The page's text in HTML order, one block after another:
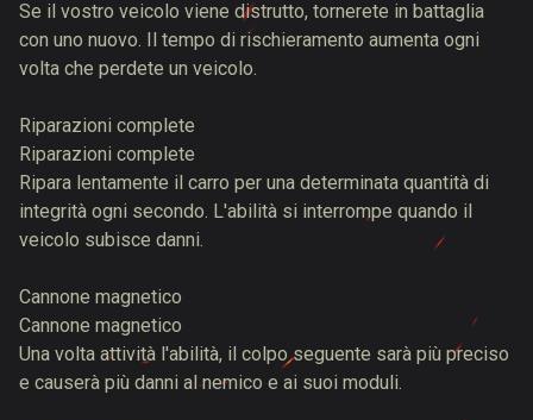
Se il vostro veicolo viene distrutto, tornerete in battaglia
con uno nuovo. Il tempo di rischieramento aumenta ogni
volta che perdete un veicolo.
Riparazioni complete
Riparazioni complete
Ripara lentamente il carro per una determinata quantità di
integrità ogni secondo. L'abilità si interrompe quando il
veicolo subisce danni.
Cannone magnetico
Cannone magnetico
Una volta attività l'abilità, il colpo seguente sarà più preciso
e causerà più danni al nemico e ai suoi moduli.